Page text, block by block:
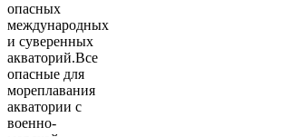
опасных
международных
и суверенных
акваторий.Все
опасные для
мореплавания
акватории с
военно-